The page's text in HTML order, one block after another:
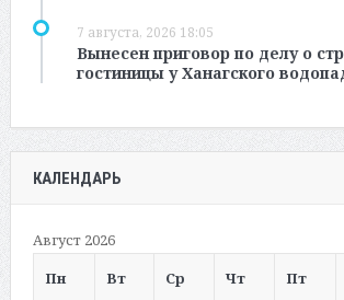
7 августа, 2026 18:05
Вынесен приговор по делу о
гостиницы у Ханагского
КАЛЕНДАРЬ
Август 2026
Пн
Вт Ср Чт Пт